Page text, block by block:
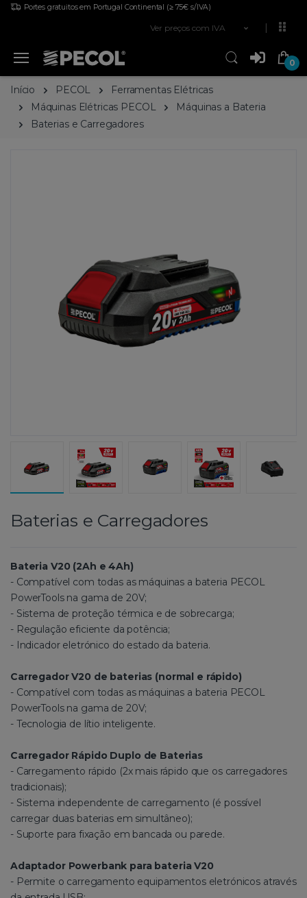
Portes gratuitos em Portugal Continental (≥ 75€ s/IVA)
Ver preços com IVA
0
Início PECOL
Ferramentas Elétricas
Máquinas Elétricas PECOL
Máquinas a Bateria
Baterias e Carregadores
Baterias e Carregadores
Bateria V20 (2Ah e 4Ah)
- Compatível com todas as máquinas a bateria PECOL
PowerTools na gama de 20V;
- Sistema de proteção térmica e de sobrecarga;
- Regulação eficiente da potência;
- Indicador eletrónico do estado da bateria.
Carregador V20 de baterias (normal e rápido)
- Compatível com todas as máquinas a bateria PECOL
PowerTools na gama de 20V;
- Tecnologia de lítio inteligente.
Carregador Rápido Duplo de Baterias
- Carregamento rápido (2x mais rápido que os carregadores
tradicionais);
- Sistema independente de carregamento (é possível
carregar duas baterias em simultâneo);
- Suporte para fixação em bancada ou parede.
Adaptador Powerbank para bateria V20
- Permite o carregamento equipamentos eletrónicos através